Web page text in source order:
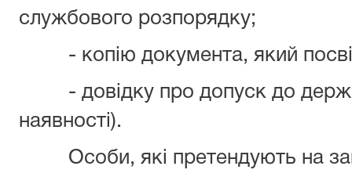
службового розпорядку;
- копію документа, який
- довідку про допуск до
наявності).
Особи, які претендують на